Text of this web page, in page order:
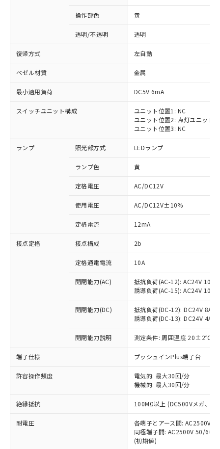
操作部色 黄
透明/不透明 透明
復帰方式 左自動
ベゼル材質 金属
最小適用負荷 DC5V 6mA
スイッチユニット構成
ユニット位置1: NC
ユニット位置2: 点灯ユニット
ユニット位置3: NC
ランプ 照光部方式 LEDランプ
ランプ色 黄
定格電圧 AC/DC12V
使用電圧 AC/DC12V±10%
定格電流 12mA
接点定格 接点構成 2b
定格通電電流 10A
開閉能力(AC)
抵抗負荷(AC-12): AC24V 10A/
誘導負荷(AC-15): AC24V
開閉能力(DC)
抵抗負荷(DC-12): DC24V 8A/
誘導負荷(DC-13): DC24V 4A/
開閉能力説明 測定条件: 周囲温度 20±2℃、
端子仕様 プッシュインPlus端子台
許容操作頻度
電気的: 最大30回/分
機械的: 最大30回/分
絶縁抵抗 100MΩ以上 (DC500Vメガ、点
耐電圧
各端子とアース間: AC2500V
同極端子間: AC2500V 50/
(初期値)
ご利用条件
以下の条件をお読みいただき、同意のうえ
ご利用ください。
本サービスは、当社制御機器事業取扱
商品の当社在庫状況および標準価格
(税抜)を提供させていただくもので
当社制御機器事業取扱商品の中には、
本サービスの対象外となる商品もある
ことをご了承ください。
在庫状況および標準価格照会結果は、
記載している更新日時点での社内デー
タに基づき作成されるものであり、閲
覧された時点での実際の在庫および標
準価格とは異なる場合があることをご
※1 対応状況
対応済み：EU RoHS指令（10物質）の
非含有に対応した製品が提供可能な商品で
す。
対応予定：EU RoHS指令（10物質）の非含
有に対応した製品に切り替える予定のある
対応予定なし：EU RoHS指令（10物質）の
非含有に非対応の商品で、対応品を出す予
定はありません。
調査・確認中：EU RoHS指令（10物質）の
非含有の対応状況を調査中または確認中の
非該当品：ライセンス料など無形物で、有
害物質有無と関係のない商品です。
仕入先様の事情により、非含有部品として
いたものが、含有品と判明した場合などや
むを得ず変更することがあります。
六価クロム(Cr(Ⅵ)) 1000ppm以下、ポリ臭化ビフェニル
類(PBB) 1000ppm以下、ポリ臭化ジフェニルエーテル類
「○」：最大均質材料含有率が中国RoHSの
基準値以下であることを示します。
「×」：最大均質材料含有率が中国RoHSの
基準値を超えていることを示します。
「－」：未確認です。当社販売部門へお問
*中国RoHS10物質の基準値 (GB/T26572)：
Pb(鉛) :1000ppm、 Hg(水銀) : 1000ppm、 Cd(カドミウ
Cr(Ⅵ)(六価クロム) : 1000ppm、 PBBs(ポリ臭化ビフェ
当社は、これら貴社製品のうち、外国
為替および外国貿易法に定める商品
（以下｢規制貨物等」という）を輸出
または国外への提供する場合は、日本
国政府の輸出許可(または役務取引許
可)を取得するなどの必要な手続きを